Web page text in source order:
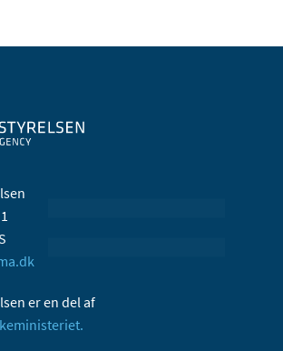
er en del af